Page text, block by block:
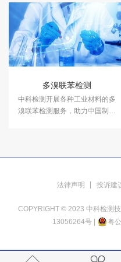
箱，温度冲击试验箱等，能满足
各种产品的气候环境检测需求。
多溴联苯检测
中科检测开展各种工业材料的多
溴联苯检测服务，助力中国制造
法律声明 投诉建
COPYRIGHT © 2023 中科检测
13056264号 | 粤